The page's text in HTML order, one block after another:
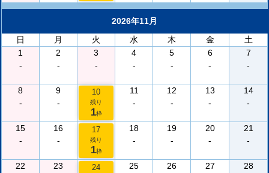
2026年11月
日
月 火 水 木 金
土
1
-
2
-
3
-
4
-
5
-
6
-
7
-
8
-
9
-
10
残り
1枠
11
-
12
-
13
-
14
-
15
-
16
-
17
残り
1枠
18
-
19
-
20
-
21
-
22
23
24
25
26
27
28